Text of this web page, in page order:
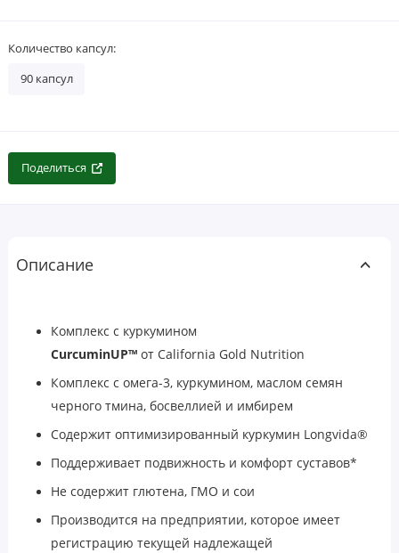
Количество капсул:
90 капсул
Поделиться
Описание
Комплекс с куркумином
CurcuminUP™ от California Gold Nutrition
Комплекс с омега-3, куркумином, маслом семян
черного тмина, босвеллией и имбирем
Содержит оптимизированный куркумин Longvida®
Поддерживает подвижность и комфорт суставов*
Не содержит глютена, ГМО и сои
Производится на предприятии, которое имеет
регистрацию текущей надлежащей